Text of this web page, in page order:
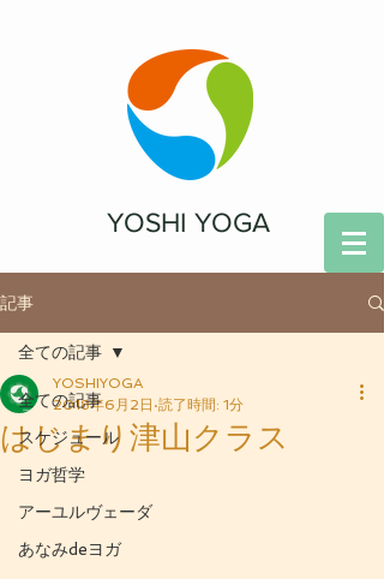
YOSHI YOGA
記事
全ての記事
スケジュール
ヨガ哲学
アーユルヴェーダ
あなみdeヨガ
全ての記事
はじまり津山クラス
YOSHIYOGA
2018年6月2日 読了時間: 1分